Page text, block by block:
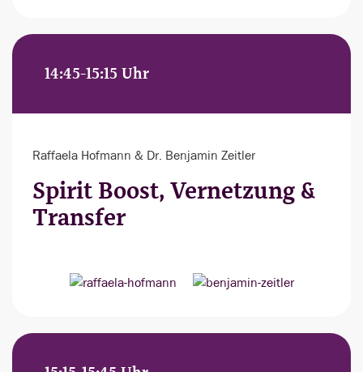
14:45-15:15 Uhr
Raffaela Hofmann & Dr. Benjamin Zeitler
Spirit Boost, Vernetzung &
Transfer